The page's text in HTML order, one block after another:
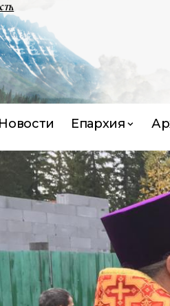
Новости Епархия